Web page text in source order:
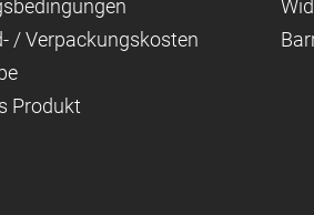
/ Verpackungskosten
Produkt